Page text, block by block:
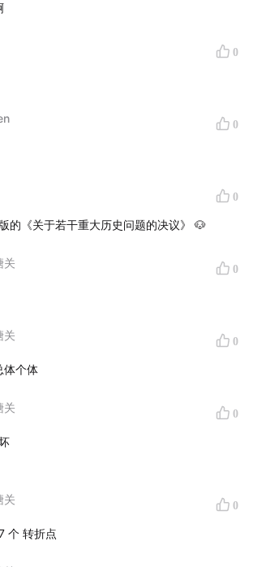
听到——
王朝1566》出道还早的“嘉靖学”作品
爹危机：“大礼议”在议什么？
到“以理服人”：“大礼议”的两个阶段
“濮议论”，与当时阳明心学的流行有关
权塑造：为什么要耗费大量政治精力
拉锯，嘉靖对礼法、经典和政治的认
不同？
仁祖反正”：“大礼议”对民间社会和藩属
何没让士大夫噤声，反而加剧了撕裂
0
0
0
是古代版的《关于若干重大历史问题的决议》 🐶
关 0
关 0
体个体
关 0
关 0
打死 17 个 转折点